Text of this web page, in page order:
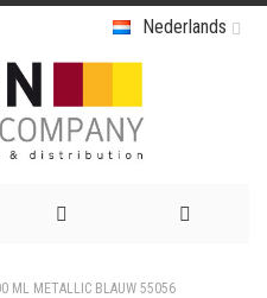
Nederlands
ML METALLIC BLAUW 55056